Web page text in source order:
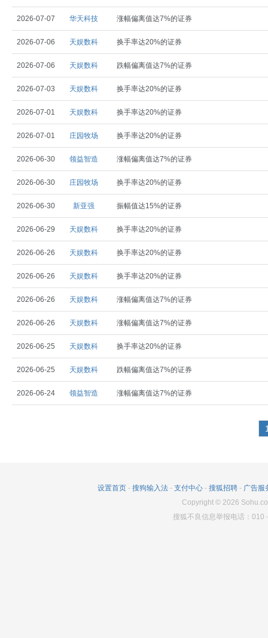
2026-07-07 华天科技 涨幅偏离值达7%的证券
2026-07-06 天娱数科 换手率达20%的证券
2026-07-06 天娱数科 跌幅偏离值达7%的证券
2026-07-03 天娱数科 换手率达20%的证券
2026-07-01 天娱数科 换手率达20%的证券
2026-07-01 庄园牧场 换手率达20%的证券
2026-06-30 领益智造 涨幅偏离值达7%的证券
2026-06-30 庄园牧场 换手率达20%的证券
2026-06-30 新亚强 振幅值达15%的证券
2026-06-29 天娱数科 换手率达20%的证券
2026-06-26 天娱数科 换手率达20%的证券
2026-06-26 天娱数科 换手率达20%的证券
2026-06-26 天娱数科 涨幅偏离值达7%的证券
2026-06-26 天娱数科 涨幅偏离值达7%的证券
2026-06-25 天娱数科 换手率达20%的证券
2026-06-25 天娱数科 跌幅偏离值达7%的证券
2026-06-24 领益智造 涨幅偏离值达7%的证券
设置首页 - 搜狗输入法 - 支付中心 - 搜狐招聘 - 广告服
Copyright© 2026
搜狐不良信息举报电话：010